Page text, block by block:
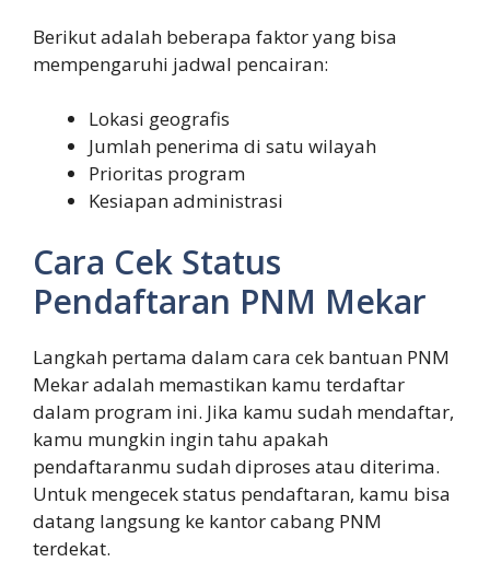
Berikut adalah beberapa faktor yang bisa
mempengaruhi jadwal pencairan:
Lokasi geografis
Jumlah penerima di satu wilayah
Prioritas program
Kesiapan administrasi
Cara Cek Status
Pendaftaran PNM Mekar
Langkah pertama dalam cara cek bantuan PNM
Mekar adalah memastikan kamu terdaftar
dalam program ini. Jika kamu sudah mendaftar,
kamu mungkin ingin tahu apakah
pendaftaranmu sudah diproses atau diterima.
Untuk mengecek status pendaftaran, kamu bisa
datang langsung ke kantor cabang PNM
terdekat.